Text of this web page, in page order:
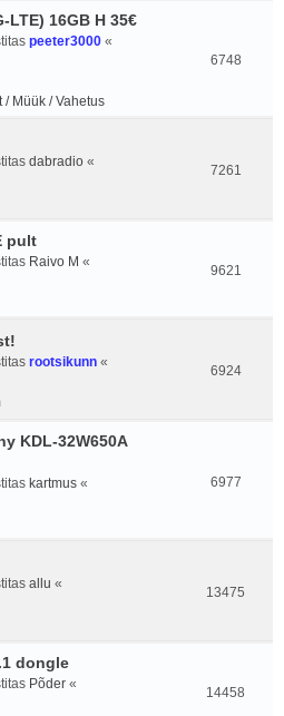
LTE) 16GB H 35€
peeter3000 «
/ Müük / Vahetus
6748
dabradio «
7261
pult
Raivo M «
9621
rootsikunn «
6924
KDL-32W650A
kartmus «
6977
allu «
13475
dongle
Põder «
14458